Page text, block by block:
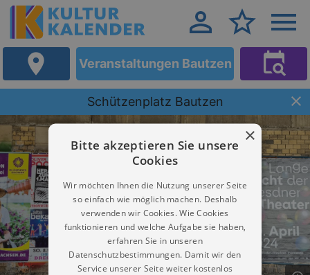
Veranstaltungen Bautzen
Schützenplatz Bautzen
×
Bitte akzeptieren Sie unsere
Cookies
Wir möchten Ihnen die Nutzung unserer Seite
so einfach wie möglich machen. Deshalb
verwenden wir Cookies. Wie Cookies
funktionieren und welche Aufgabe sie haben,
erfahren Sie in unseren
Datenschutzbestimmungen. Damit wir den
Service unserer Seite weiter kostenlos